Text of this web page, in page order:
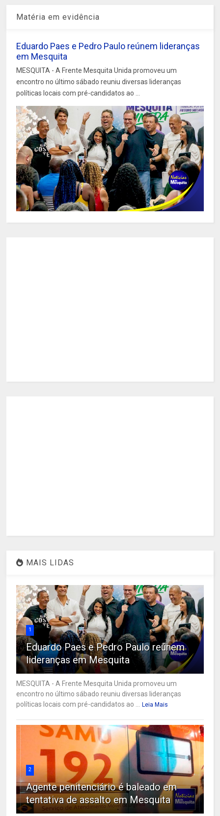
Matéria em evidência
Eduardo Paes e Pedro Paulo reúnem lideranças
em Mesquita
MESQUITA - A Frente Mesquita Unida promoveu um
encontro no último sábado reuniu diversas lideranças
políticas locais com pré-candidatos ao ...
MAIS LIDAS
1
Eduardo Paes e Pedro Paulo reúnem
lideranças em Mesquita
MESQUITA - A Frente Mesquita Unida promoveu um
encontro no último sábado reuniu diversas lideranças
políticas locais com pré-candidatos ao ... Leia Mais
2
Agente penitenciário é baleado em
tentativa de assalto em Mesquita